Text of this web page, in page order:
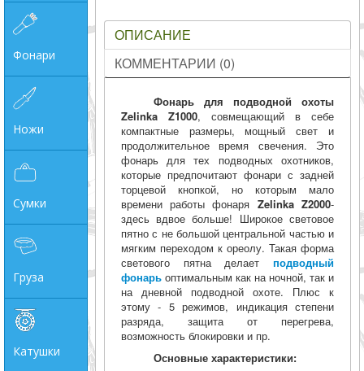
Фонари
Ножи
Сумки
Груза
Катушки
ОПИСАНИЕ
КОММЕНТАРИИ (0)
Фонарь для подводной охоты
Zelinka Z1000, совмещающий в себе
компактные размеры, мощный свет и
продолжительное время свечения. Это
фонарь для тех подводных охотников,
которые предпочитают фонари с задней
торцевой кнопкой, но которым мало
времени работы фонаря Zelinka Z2000-
здесь вдвое больше! Широкое световое
пятно с не большой центральной частью и
мягким переходом к ореолу. Такая форма
светового пятна делает подводный
фонарьоптимальным как на ночной, так и
на дневной подводной охоте. Плюс к
этому - 5 режимов, индикация степени
разряда, защита от перегрева,
возможность блокировки и пр.
Основные характеристики: